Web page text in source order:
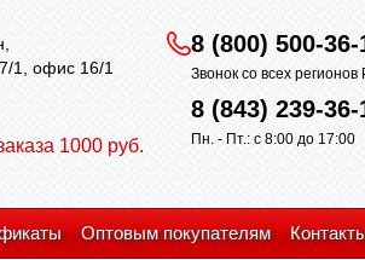
1, офис 16/1
1000 руб.
8 (800) 500-36-
Звонок со всех
8 (843) 239-36-
Пн. - Пт.: с 8:00 до 17:00
Оптовым покупателям